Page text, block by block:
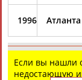
Вопросы
1996 Атланта
Если вы нашли
недостающую